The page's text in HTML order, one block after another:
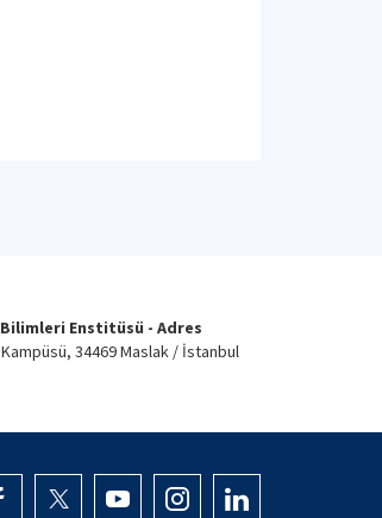
Enstitüsü - Adres
34469 Maslak / İstanbul